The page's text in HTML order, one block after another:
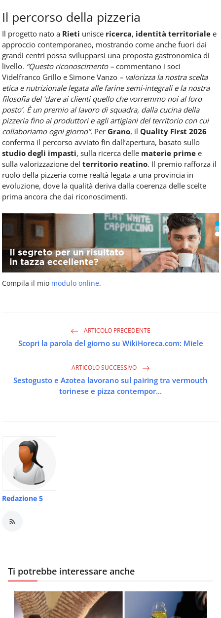
Il percorso della pizzeria
Il progetto nato a Rieti unisce ricerca, identità territoriale e
approccio contemporaneo, mostrando come anche fuori dai
grandi centri possa svilupparsi una proposta gastronomica di
livello. “Questo riconoscimento – commentano i soci
Videlfranco Grillo e Simone Vanzo – valorizza la nostra scelta
etica e nutrizionale legata alle farine semi-integrali e la nostra
filosofia del ‘dare ai clienti quello che vorremmo noi al loro
posto’. È un premio al lavoro di squadra, dalla cucina della
pizzeria fino ai produttori e agli artigiani del territorio con cui
collaboriamo ogni giorno”. Per Grano, il Quality First 2026
conferma il percorso avviato fin dall’apertura, basato sullo
studio degli impasti, sulla ricerca delle materie prime e
sulla valorizzazione del territorio reatino. Il premio rafforza il
ruolo della pizzeria come realtà legata a una provincia in
evoluzione, dove la qualità deriva dalla coerenza delle scelte
prima ancora che dai riconoscimenti.
Compila il mio modulo online.
ARTICOLO PRECEDENTE
Scopri la parola del giorno su WikiHoreca.com: Miele
ARTICOLO SUCCESSIVO
Sestogusto e Azotea lavorano sul pairing tra vermouth
torinese e pizza contempor...
Redazione 5
Ti potrebbe interessare anche